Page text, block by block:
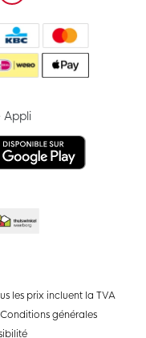
Appli
les prix incluent la TVA
Conditions générales